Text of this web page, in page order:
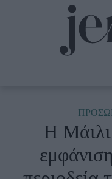
Culture
Fashion
Shopping
Styling Tips
H